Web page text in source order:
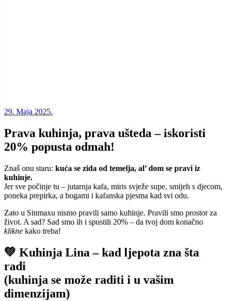
29. Maja 2025.
Prava kuhinja, prava ušteda – iskoristi
20% popusta odmah!
Znaš onu staru: kuća se zida od temelja, al’ dom se pravi iz
kuhinje.
Jer sve počinje tu – jutarnja kafa, miris svježe supe, smijeh s djecom,
poneka prepirka, a bogami i kafanska pjesma kad svi odu.
Zato u Sinmaxu nismo pravili samo kuhinje. Pravili smo prostor za
život. A sad? Sad smo ih i spustili 20% – da tvoj dom konačno
klikne kako treba!
💚 Kuhinja Lina – kad ljepota zna šta
radi
(kuhinja se može raditi i u vašim
dimenzijam)